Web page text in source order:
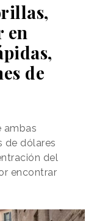
en
de
ambas
de dólares
del
encontrar